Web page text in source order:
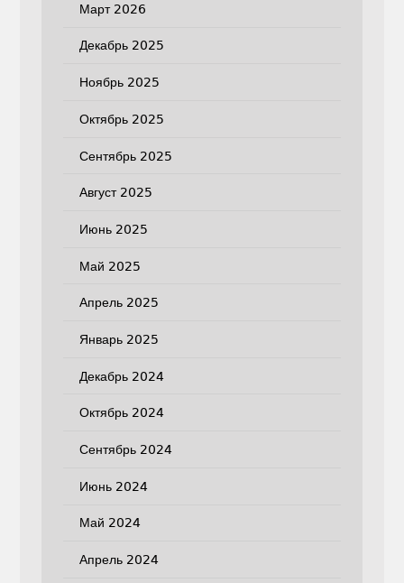
Март 2026
Декабрь 2025
Ноябрь 2025
Октябрь 2025
Сентябрь 2025
Август 2025
Июнь 2025
Май 2025
Апрель 2025
Январь 2025
Декабрь 2024
Октябрь 2024
Сентябрь 2024
Июнь 2024
Май 2024
Апрель 2024